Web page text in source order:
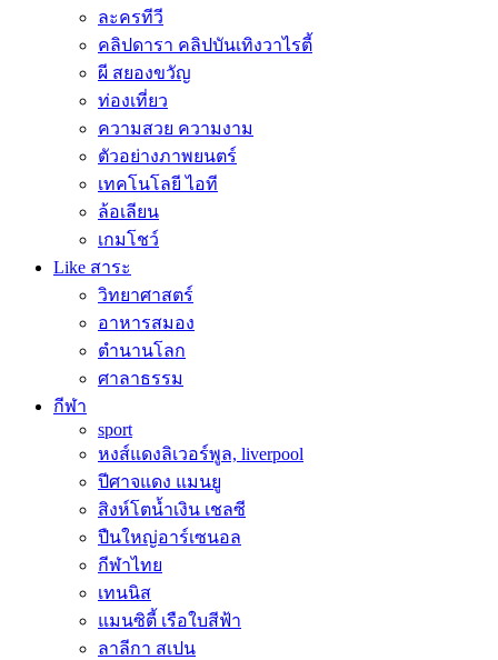
ละครทีวี
คลิปดารา คลิปบันเทิงวาไรตี้
ผี สยองขวัญ
ท่องเที่ยว
ความสวย ความงาม
ตัวอย่างภาพยนตร์
เทคโนโลยี ไอที
ล้อเลียน
เกมโชว์
Like สาระ
วิทยาศาสตร์
อาหารสมอง
ตำนานโลก
ศาลาธรรม
กีฬา
sport
หงส์แดงลิเวอร์พูล, liverpool
ปีศาจแดง แมนยู
สิงห์โตน้ำเงิน เชลซี
ปืนใหญ่อาร์เซนอล
กีฬาไทย
เทนนิส
แมนซิตี้ เรือใบสีฟ้า
ลาลีกา สเปน